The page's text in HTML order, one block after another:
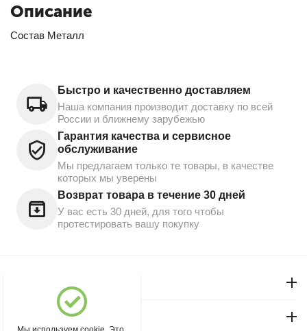
Описание
Состав Металл
Быстро и качественно доставляем
Наша компания производит доставку по всей
России и ближнему зарубежью
Гарантия качества и сервисное
обслуживание
Мы предлагаем только те товары, в качестве
которых мы уверены
Возврат товара в течение 30 дней
У вас есть 30 дней, для того чтобы
протестировать вашу покупку
Магазин "Северный"